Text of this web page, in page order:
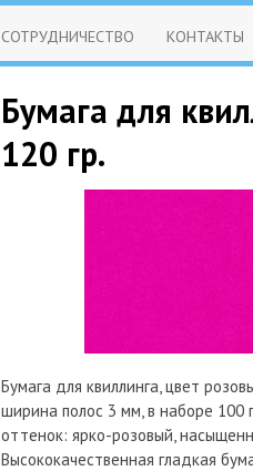
СОТРУДНИЧЕСТВО КОНТАКТЫ
Бумага для
120 гр.
Бумага для квиллинга, цвет
ширина полос 3 мм, в наборе 100
оттенок: ярко-розовый,
Высококачественная гладкая